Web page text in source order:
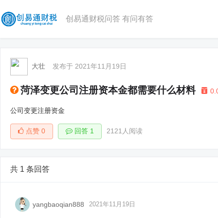
创易通财税问答 有问有答
大壮 发布于 2021年11月19日
菏泽变更公司注册资本金都需要什么材料
公司变更注册资金
点赞 0 回答 1 2121人阅读
共 1 条回答
yangbaoqian888 2021年11月19日